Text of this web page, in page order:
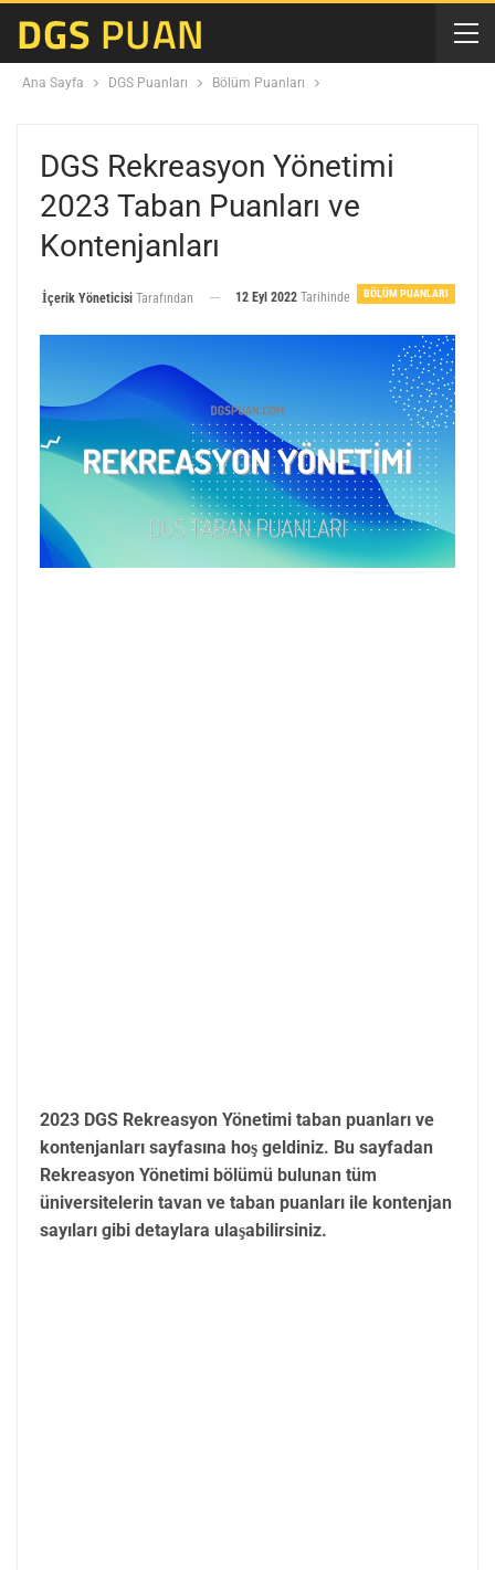
Ana Sayfa DGS Puanları Bölüm Puanları
DGS Rekreasyon Yönetimi
2023 Taban Puanları ve
Kontenjanları
BÖLÜM PUANLARI
İçerik Yöneticisi Tarafından 12 Eyl 2022 Tarihinde
2023 DGS Rekreasyon Yönetimi taban puanları ve
kontenjanları sayfasına hoş geldiniz. Bu sayfadan
Rekreasyon Yönetimi bölümü bulunan tüm
üniversitelerin tavan ve taban puanları ile kontenjan
sayıları gibi detaylara ulaşabilirsiniz.